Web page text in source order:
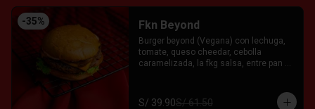
-35% Fkn Beyond
Burger beyond (Vegana) con lechuga,
tomate, queso cheedar, cebolla
caramelizada, la fkg salsa, entre pan
S/ 39.90S/ 61.50